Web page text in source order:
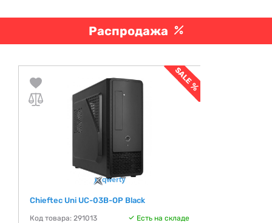
Распродажа
Chieftec Uni UC-03B-OP Black
Код товара: 291013 Есть на складе